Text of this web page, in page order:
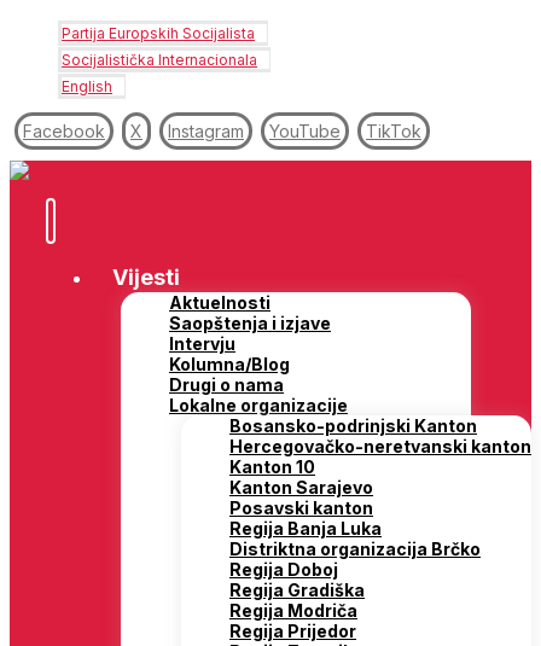
Partija Europskih Socijalista
Socijalistička Internacionala
English
Facebook X Instagram YouTube TikTok
Vijesti
Aktuelnosti
Saopštenja i izjave
Intervju
Kolumna/Blog
Drugi o nama
Lokalne organizacije
Bosansko-podrinjski Kanton
Hercegovačko-neretvanski kanton
Kanton 10
Kanton Sarajevo
Posavski kanton
Regija Banja Luka
Distriktna organizacija Brčko
Regija Doboj
Regija Gradiška
Regija Modriča
Regija Prijedor